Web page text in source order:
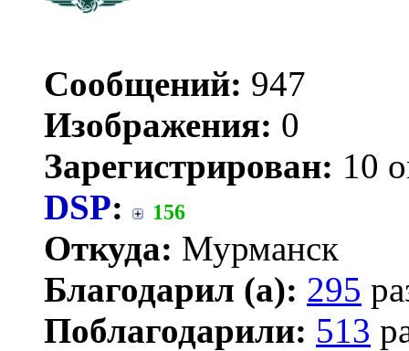
Сообщений: 947
Изображения: 0
Зарегистрирован: 10
DSP: 156
Откуда: Мурманск
Благодарил (а): 295
Поблагодарили: 513